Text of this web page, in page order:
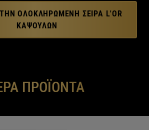
ΟΛΟΚΛΗΡΩΜΈΝΗ ΣΕΙΡΆ L'OR
ΚΑΨΟΥΛΏΝ
ΠΡΟΪΟΝΤΑ